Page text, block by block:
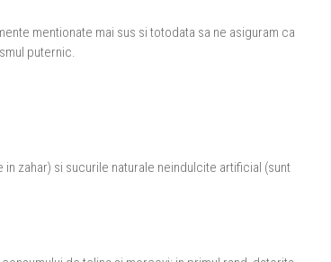
mentionate mai sus si totodata sa ne asiguram ca
puternic.
zahar) si sucurile naturale neindulcite artificial (sunt